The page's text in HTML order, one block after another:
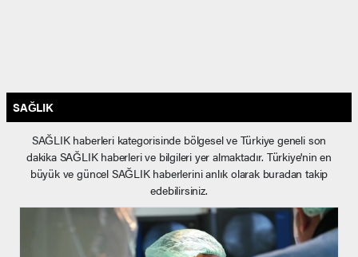
SAĞLIK
SAĞLIK haberleri kategorisinde bölgesel ve Türkiye geneli son
dakika SAĞLIK haberleri ve bilgileri yer almaktadır. Türkiye'nin en
büyük ve güncel SAĞLIK haberlerini anlık olarak buradan takip
edebilirsiniz.